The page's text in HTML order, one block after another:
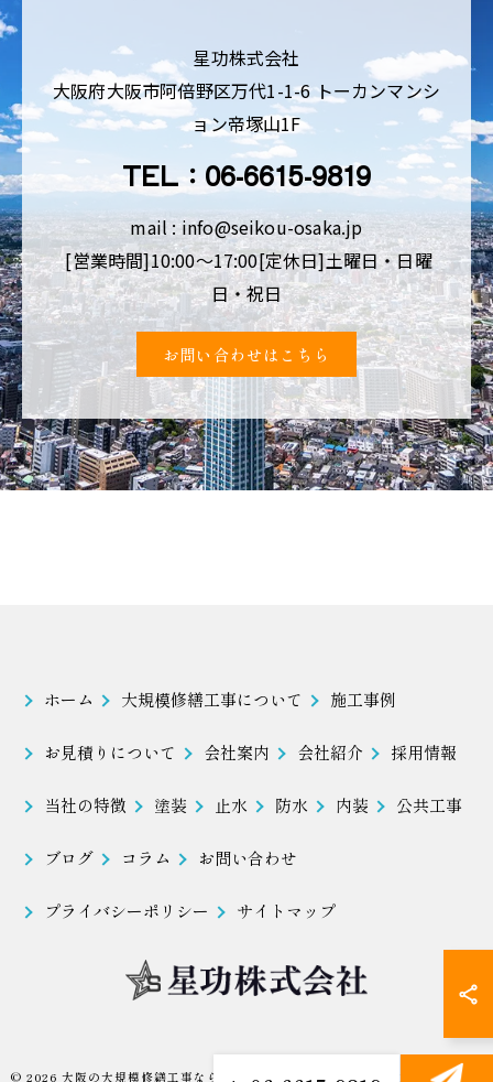
星功株式会社
大阪府大阪市阿倍野区万代1-1-6 トーカンマンシ
ョン帝塚山1F
TEL：06-6615-9819
mail : info@seikou-osaka.jp
[営業時間]10:00～17:00[定休日]土曜日・日曜
日・祝日
お問い合わせはこちら
ホーム 大規模修繕工事について 施工事例
お見積りについて 会社案内 会社紹介 採用情報
当社の特徴 塗装 止水 防水 内装 公共工事
ブログ コラム お問い合わせ
プライバシーポリシー サイトマップ
© 2026 大阪の大規模修繕工事なら星功株式会社 ALL RIGHTS RESERVED.